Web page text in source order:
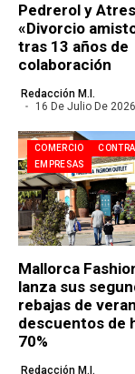
Pedrerol y
«Divorcio
tras 13 años de
colaboración
Redacción M.I.
16 De Julio De 2026
COMERCIO
EMPRESAS
Mallorca
lanza sus
rebajas de
descuentos de
70%
Redacción M.I.